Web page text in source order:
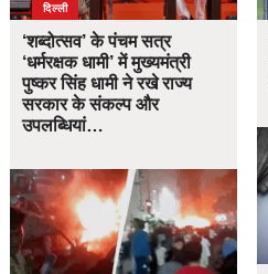
दिल्ली
‘शब्दोत्सव’ के पंचम सत्र
‘धर्मरक्षक धामी’ में मुख्यमंत्री
पुष्कर सिंह धामी ने रखे राज्य
सरकार के संकल्प और
उपलब्धियां…